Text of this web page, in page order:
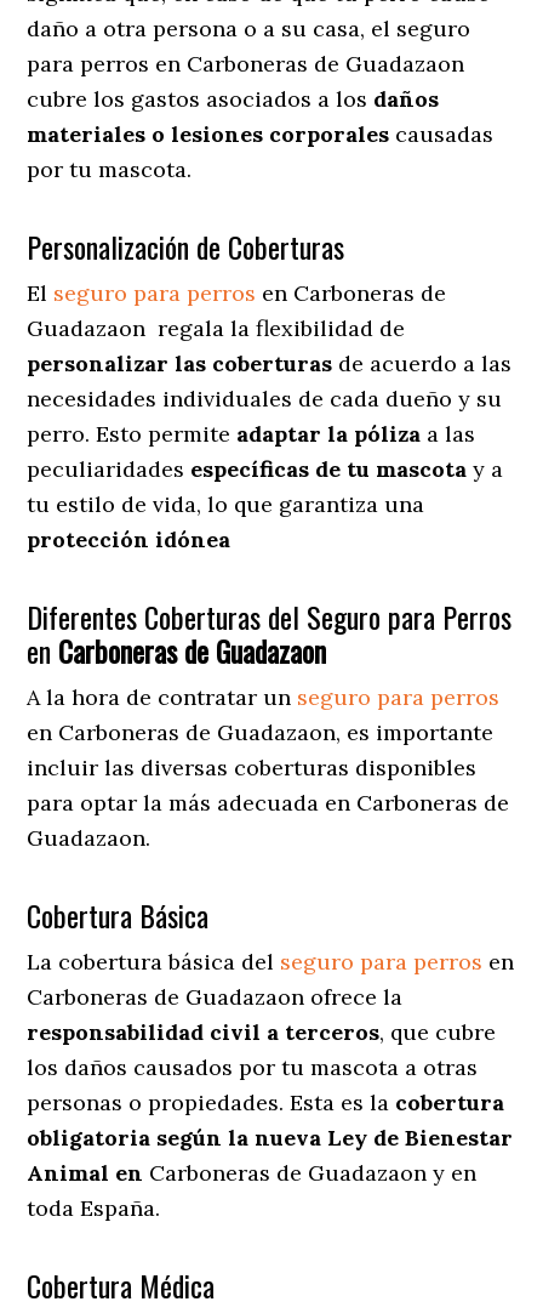
daño a otra persona o a su casa, el seguro
para perros en Carboneras de Guadazaon
cubre los gastos asociados a los daños
materiales o lesiones corporales causadas
por tu mascota.
Personalización de Coberturas
El seguro para perros en Carboneras de
Guadazaon regala la flexibilidad de
personalizar las coberturas de acuerdo a las
necesidades individuales de cada dueño y su
perro. Esto permite adaptar la póliza a las
peculiaridades específicas de tu mascota y a
tu estilo de vida, lo que garantiza una
protección idónea
Diferentes Coberturas del Seguro para Perros
en Carboneras de Guadazaon
A la hora de contratar un seguro para perros
en Carboneras de Guadazaon, es importante
incluir las diversas coberturas disponibles
para optar la más adecuada en Carboneras de
Guadazaon.
Cobertura Básica
La cobertura básica del seguro para perros en
Carboneras de Guadazaon ofrece la
responsabilidad civil a terceros, que cubre
los daños causados por tu mascota a otras
personas o propiedades. Esta es la cobertura
obligatoria según la nueva Ley de Bienestar
Animal en Carboneras de Guadazaon y en
toda España.
Cobertura Médica